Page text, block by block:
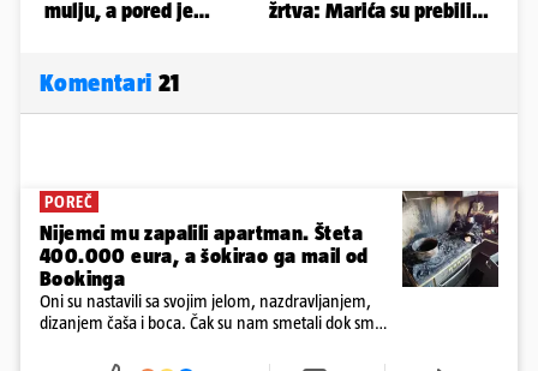
Komentari 21
POREČ
Nijemci mu zapalili apartman. Šteta
400.000 eura, a šokirao ga mail od
Bookinga
Oni su nastavili sa svojim jelom, nazdravljanjem,
dizanjem čaša i boca. Čak su nam smetali dok smo
požar, rekao je vlasnik